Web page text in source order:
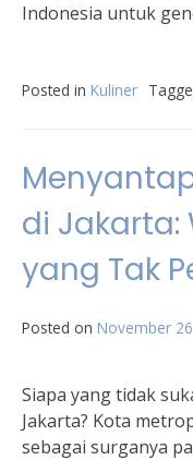
Indonesia untuk
Posted in Kuliner
di Jakarta:
yang Tak
Posted on November
Siapa yang tidak
Jakarta? Kota
sebagai surganya